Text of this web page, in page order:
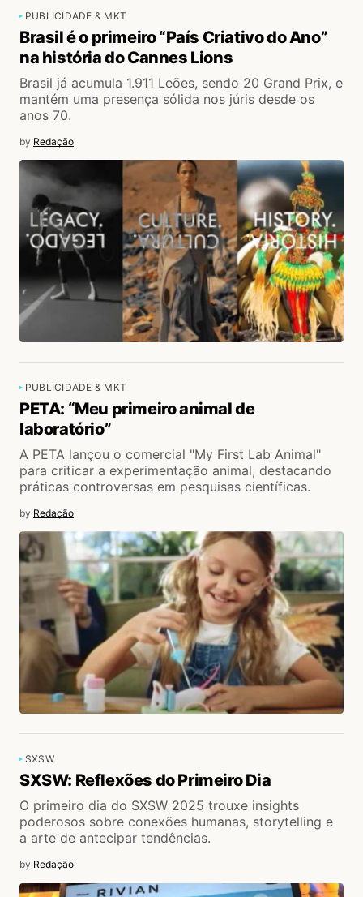
PUBLICIDADE & MKT
Brasil é o primeiro “País Criativo do Ano”
na história do Cannes Lions
Brasil já acumula 1.911 Leões, sendo 20 Grand Prix, e
mantém uma presença sólida nos júris desde os
anos 70.
by Redação
PUBLICIDADE & MKT
PETA: “Meu primeiro animal de
laboratório”
A PETA lançou o comercial "My First Lab Animal"
para criticar a experimentação animal, destacando
práticas controversas em pesquisas científicas.
by Redação
SXSW
SXSW: Reflexões do Primeiro Dia
O primeiro dia do SXSW 2025 trouxe insights
poderosos sobre conexões humanas, storytelling e
a arte de antecipar tendências.
by Redação